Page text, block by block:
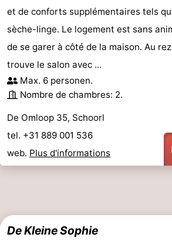
et de conforts supplémentaires tels
sèche-linge. Le logement est sans
de se garer à côté de la maison. Au
trouve le salon avec ...
Max. 6 personen.
Nombre de chambres: 2.
De Omloop 35, Schoorl
tel. +31 889 001 536
web. Plus d'informations
De Kleine Sophie